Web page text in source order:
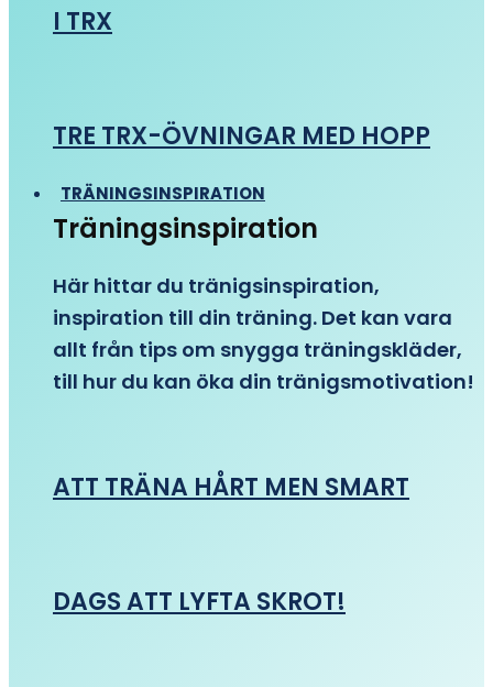
I TRX
TRE TRX-ÖVNINGAR MED HOPP
TRÄNINGSINSPIRATION
Träningsinspiration
Här hittar du tränigsinspiration,
inspiration till din träning. Det kan vara
allt från tips om snygga träningskläder,
till hur du kan öka din tränigsmotivation!
ATT TRÄNA HÅRT MEN SMART
DAGS ATT LYFTA SKROT!